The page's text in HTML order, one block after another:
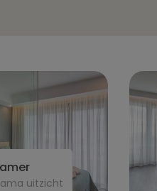
uitzicht